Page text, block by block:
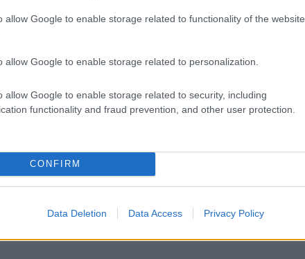
allow Google to enable storage related to functionality of the website
allow Google to enable storage related to personalization.
allow Google to enable storage related to security, including
functionality and fraud prevention, and other user protection.
CONFIRM
Data Deletion Data Access Privacy Policy
σχολίασε και εσύ
Google Newsκαι μάθετε πρώτοι όλες τις ειδήσεις